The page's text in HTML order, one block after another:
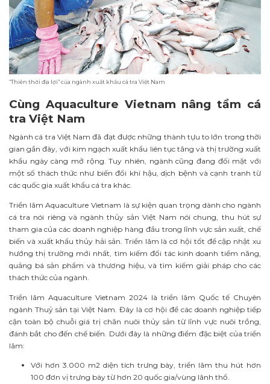
“Thiên thời địa lợi” của ngành xuất khẩu cá tra Việt Nam
Cùng Aquaculture Vietnam nâng tầm cá
tra Việt Nam
Ngành cá tra Việt Nam đã đạt được những thành tựu to lớn trong thời
gian gần đây, với kim ngạch xuất khẩu liên tục tăng và thị trường xuất
khẩu ngày càng mở rộng. Tuy nhiên, ngành cũng đang đối mặt với
một số thách thức như biến đổi khí hậu, dịch bệnh và cạnh tranh từ
các quốc gia xuất khẩu cá tra khác.
Triển lãm Aquaculture Vietnam là sự kiện quan trọng dành cho ngành
cá tra nói riêng và ngành thủy sản Việt Nam nói chung, thu hút sự
tham gia của các doanh nghiệp hàng đầu trong lĩnh vực sản xuất, chế
biến và xuất khẩu thủy hải sản. Triển lãm là cơ hội tốt để cập nhật xu
hướng thị trường mới nhất, tìm kiếm đối tác kinh doanh tiềm năng,
quảng bá sản phẩm và thương hiệu, và tìm kiếm giải pháp cho các
thách thức của ngành.
Triển lãm Aquaculture Vietnam 2024 là triển lãm Quốc tế Chuyên
ngành Thuỷ sản tại Việt Nam. Đây là cơ hội để các doanh nghiệp tiếp
cận toàn bộ chuỗi giá trị chăn nuôi thủy sản từ lĩnh vực nuôi trồng,
đánh bắt cho đến chế biến. Dưới đây là những điểm đặc biệt của triển
lãm:
Với hơn 3.000 m2 diện tích trưng bày, triển lãm thu hút hơn
100 đơn vị trưng bày từ hơn 20 quốc gia/vùng lãnh thổ.